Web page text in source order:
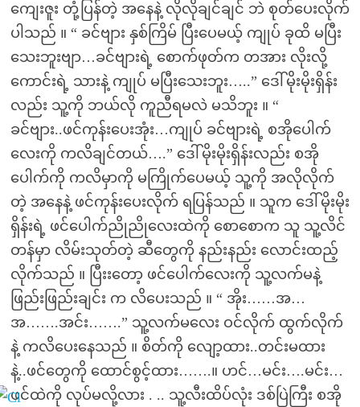
ကျေးဇူး တုံ့ပြန်တဲ့ အနေနဲ့ လိုလိုချင်ချင် ဘဲ စုတ်ပေးလိုက်
ပါသည် ။ “ ခင်ဗျား နှစ်ကြိမ် ပြီးပေမယ့် ကျုပ် ခုထိ မပြီး
သေးဘူးဗျာ…ခင်ဗျားရဲ့ စောက်ဖုတ်က တအား လိုးလို့
ကောင်းရဲ့ သားနဲ့ ကျုပ် မပြီးသေးဘူး…..” ဒေါ်မိုးမိုးရှိန်း
လည်း သူ့ကို ဘယ်လို ကူညီရမလဲ မသိဘူး ။ “
ခင်ဗျား..ဖင်ကုန်းပေးအုံး…ကျုပ် ခင်ဗျားရဲ့ စအိုပေါက်
လေးကို ကလိချင်တယ်….” ဒေါ်မိုးမိုးရှိန်းလည်း စအို
ပေါက်ကို ကလိမှာကို မကြိုက်ပေမယ့် သူ့ကို အလိုလိုက်
တဲ့ အနေနဲ့ ဖင်ကုန်းပေးလိုက် ရပြန်သည် ။ သူက ဒေါ်မိုးမိုး
ရှိန်းရဲ့ ဖင်ပေါက်ညိုညိုလေးထဲကို စောစောက သူ သူ့လိင်
တန်မှာ လိမ်းသုတ်တဲ့ ဆီတွေကို နည်းနည်း လောင်းထည့်
လိုက်သည် ။ ပြီးးတော့ ဖင်ပေါက်လေးကို သူ့လက်မနဲ့
ဖြည်းဖြည်းချင်း က လိပေးသည် ။ “ အိုး……အ…
အ…….အင်း…….” သူ့လက်မလေး ဝင်လိုက် ထွက်လိုက်
နဲ့ ကလိပေးနေသည် ။ စိတ်ကို လျော့ထား..တင်းမထား
နဲ့..ဖင်တွေကို ထောင်စွင့်ထား…….။ ဟင်…မင်း….မင်း…
ဖင်ထဲကို လုပ်မလို့လား . .. သူ့လီးထိပ်လုံး ဒစ်ပြဲကြီး စအို